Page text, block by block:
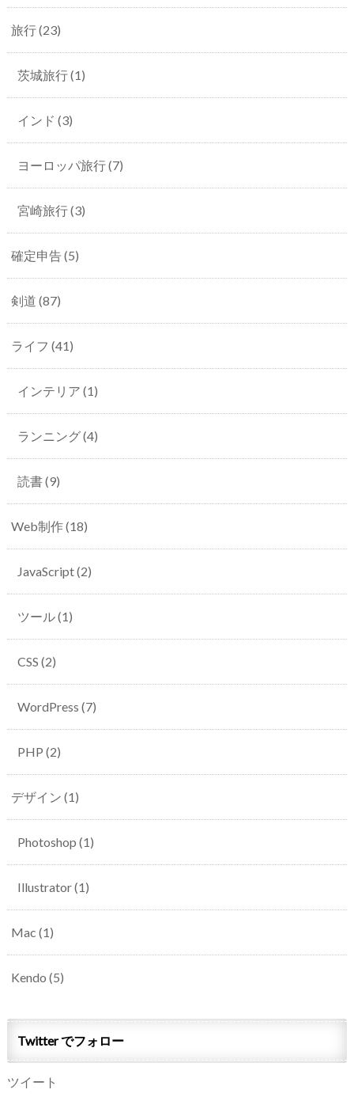
旅行(23)
茨城旅行(1)
インド (3)
ヨーロッパ旅行(7)
宮崎旅行(3)
確定申告(5)
剣道 (87)
ライフ (41)
インテリア (1)
ランニング(4)
読書(9)
Web制作(18)
JavaScript(2)
ツール(1)
CSS (2)
WordPress (7)
PHP (2)
デザイン (1)
Photoshop (1)
Illustrator(1)
Mac (1)
Kendo (5)
Twitter でフォロー
ツイート